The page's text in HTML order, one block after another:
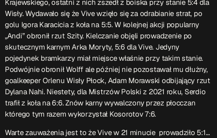
Krajewskiego, ostatni z nich zszedł z boiska przy stanie 5:4 dla
Wisły. Wydawało się że Vive wzięło się za odrabianie strat, po
golu Igora Karacicia z koła na 5:5. W kolejnej akcji popularny
„Andi” obronił rzut Szity. Kielczanie objęli prowadzenie po
skutecznym karnym Arka Moryty, 5:6 dla Vive. Jedyny
pojedynek bramkarzy miał miejsce właśnie przy takim stanie.
Podwójnie obronił Wolff ale później nie pozostawał mu dłużny,
goalkeeper Orlenu Wisły Płock, Adam Morawski odbijający rzut
Dylana Nahi. Niestety, dla Mistrzów Polski z 2021 roku, Serdio
trafił z koła na 6:6. Znów karny wywalczony przez płocczan
którego tym razem wykorzystał Kosorotov 7:6.
Warte zauważenia jest to że Vive w 21 minucie prowadziło 5:1…